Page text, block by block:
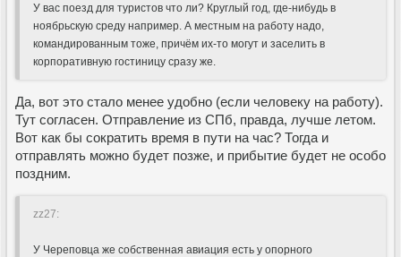
У вас поезд для туристов что ли? Круглый год, где-нибудь в
ноябрьскую среду например. А местным на работу надо,
командированным тоже, причём их-то могут и заселить в
корпоративную гостиницу сразу же.
Да, вот это стало менее удобно (если человеку на работу).
Тут согласен. Отправление из СПб, правда, лучше летом.
Вот как бы сократить время в пути на час? Тогда и
отправлять можно будет позже, и прибытие будет не особо
поздним.
zz27:
У Череповца же собственная авиация есть у опорного